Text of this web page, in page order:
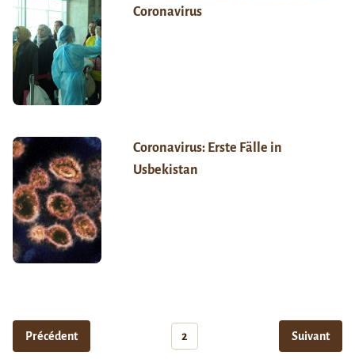
Coronavirus
Coronavirus: Erste Fälle in
Usbekistan
Précédent 2 Suivant